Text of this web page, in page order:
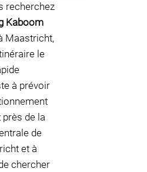
recherchez
Kaboom
Maastricht,
le
à prévoir
près de la
de
et à
chercher